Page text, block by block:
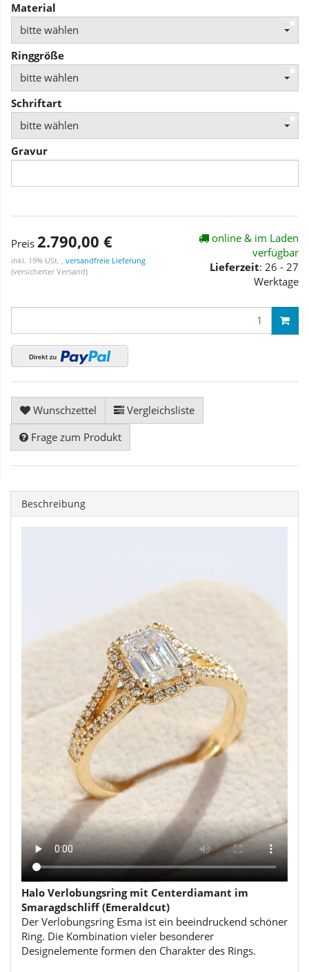
Material
bitte wählen
Ringgröße
bitte wählen
Schriftart
bitte wählen
Gravur
Preis 2.790,00 €
inkl. 19% USt. , versandfreie Lieferung
(versicherter Versand)
online & im Laden
verfügbar
Lieferzeit: 26 - 27
Werktage
Wunschzettel
Vergleichsliste
Frage zum Produkt
Beschreibung
Halo Verlobungsring mit Centerdiamant im
Smaragdschliff (Emeraldcut)
Der Verlobungsring Esma ist ein beeindruckend schöner
Ring. Die Kombination vieler besonderer
Designelemente formen den Charakter des Rings.